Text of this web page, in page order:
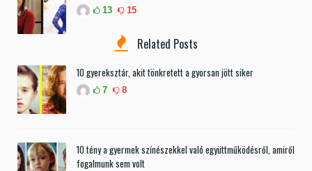
13 15
Related Posts
10 gyereksztár, akit tönkretett a gyorsan jött siker
7 8
10 tény a gyermek színészekkel való együttműködésről, amiről
fogalmunk sem volt